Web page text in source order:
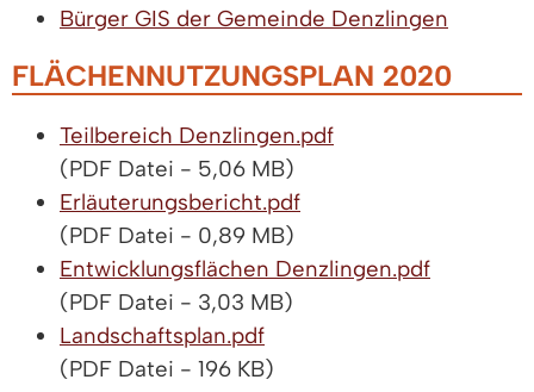
Bürger GIS der Gemeinde Denzlingen
FLÄCHENNUTZUNGSPLAN 2020
Teilbereich Denzlingen.pdf
(PDF Datei - 5,06 MB)
Erläuterungsbericht.pdf
(PDF Datei - 0,89 MB)
Entwicklungsflächen Denzlingen.pdf
(PDF Datei - 3,03 MB)
Landschaftsplan.pdf
(PDF Datei - 196 KB)